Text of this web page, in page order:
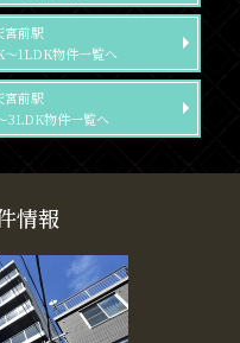
宮前駅
～1LDK物件一覧へ
宮前駅
3LDK物件一覧へ
情報